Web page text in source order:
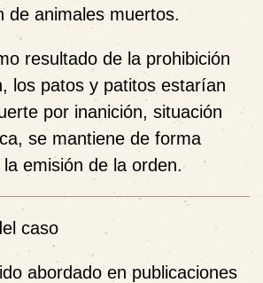
de animales muertos.
resultado de la prohibición
los patos y patitos estarían
por inanición, situación
se mantiene de forma
emisión de la orden.
caso
abordado en publicaciones